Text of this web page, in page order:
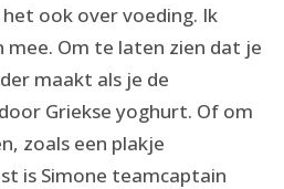
ook over voeding. Ik
mee. Om te laten zien dat je
maakt als je de
Griekse yoghurt. Of om
zoals een plakje
is Simone teamcaptain